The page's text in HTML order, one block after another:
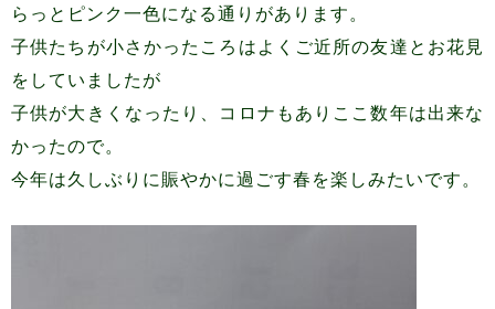
らっとピンク一色になる通りがあります。
子供たちが小さかったころはよくご近所の友達とお花見
をしていましたが
子供が大きくなったり、コロナもありここ数年は出来な
かったので。
今年は久しぶりに賑やかに過ごす春を楽しみたいです。